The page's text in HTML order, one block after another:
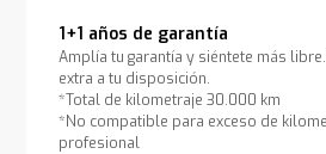
1+1 años de garantía
Amplía tu garantía y siéntete más
extra a tu disposición.
*Total de kilometraje 30.000 km
*No compatible para exceso de
profesional